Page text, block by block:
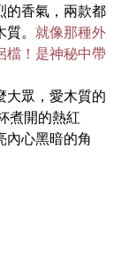
的香氣，兩款都
。 就像那種外
檔！是神秘中帶
大眾，愛木質的
煮開的熱紅
內心黑暗的角